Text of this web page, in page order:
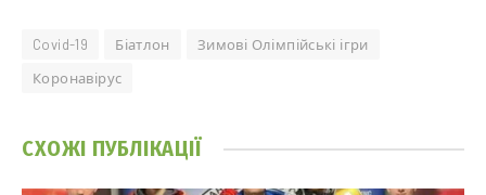
Covid-19 Біатлон
Зимові Олімпійські ігри
Коронавірус
СХОЖІ ПУБЛІКАЦІЇ